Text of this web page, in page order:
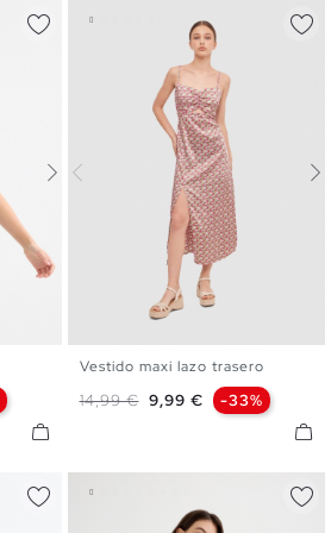
XS S M L
Vestido maxi lazo trasero
Precio base
14,99 € Precio
9,99 € -33%